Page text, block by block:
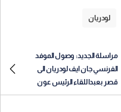
لودريان
مراسلة الجديد: وصول الموفد
الفرنسي جان ايف لودريان الى
قصر بعبدا للقاء الرئيس عون